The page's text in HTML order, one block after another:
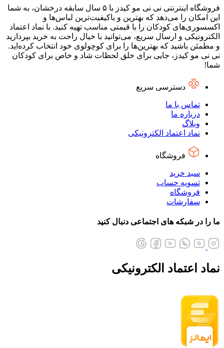
فروشگاه اینترنتی نی نی مو کیدز با ۵ سال سابقه درخشان، به شما
امکان را می‌دهد که بهترین و باکیفیت‌ترین لباس‌ها و
کودکان را با قیمتی مناسب تهیه کنید. با نماد اعتماد
و ارسال سریع، می‌توانید با خیال راحت به خرید بپردازید
مطمئن باشید که بهترین‌ها را برای کوچولوی خود انتخاب کرده‌اید.
نی مو کیدز، جایی برای خلق لحظات شاد و خاص برای کودکان
دسترسی سریع
تماس با ما
درباره ما
وبلاگ
نماد اعتماد الکترونیکی
فروشگاه
سبد خرید
تسویه حساب
فروشگاه
سفارشات
را در شبکه های اجتماعی دنبال کنید
اعتماد الکترونیکی